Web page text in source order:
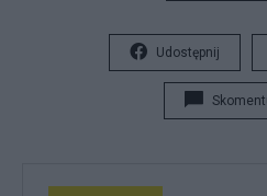
Udostępnij